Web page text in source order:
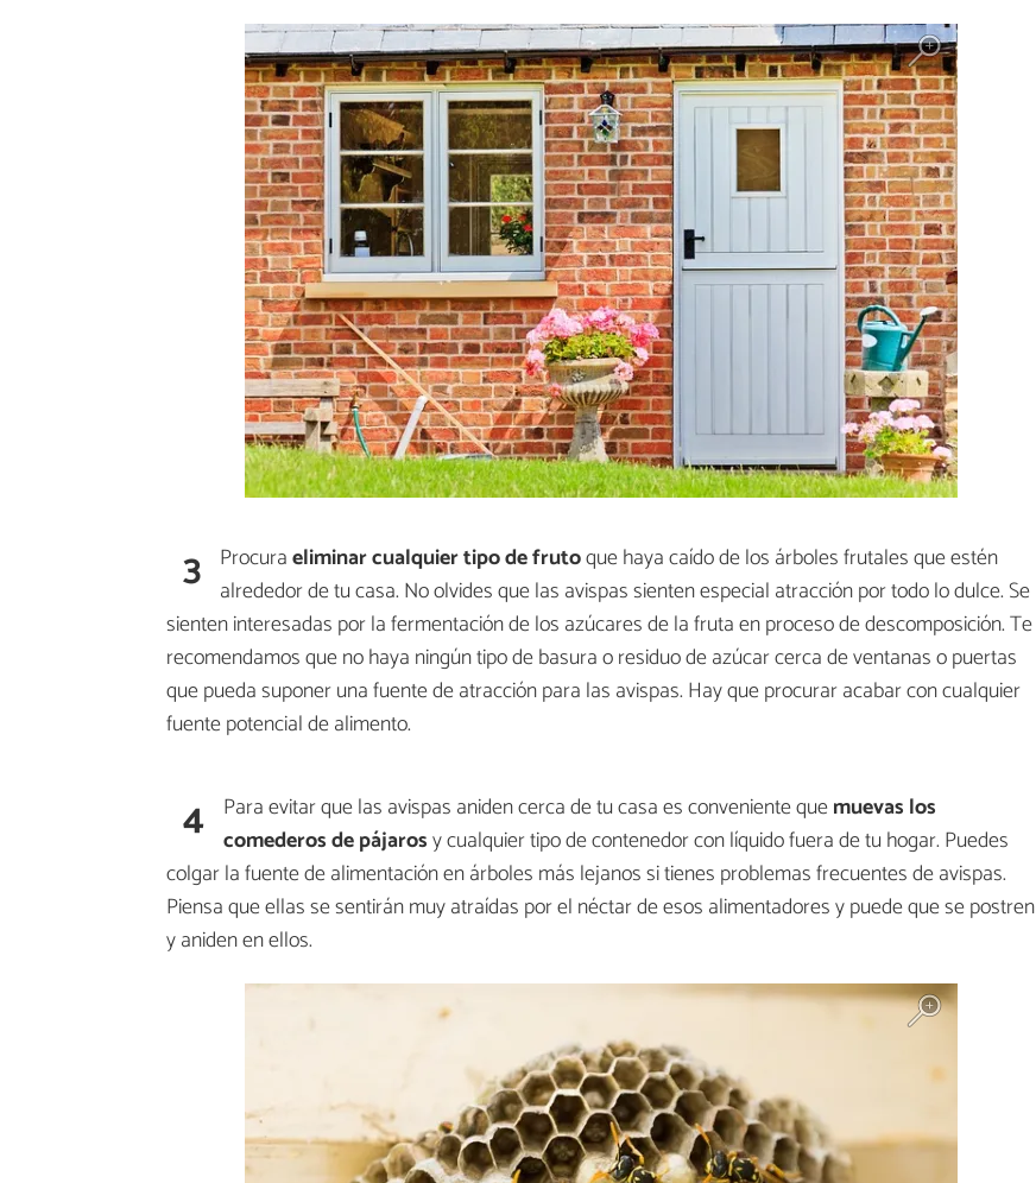
3 Procuraeliminar cualquier tipo de frutoque haya caído de los árboles frutales que estén
alrededor de tu casa. No olvides que las avispas sienten especial atracción por todo lo dulce. Se
sienten interesadas por la fermentación de los azúcares de la fruta en proceso de descomposición. Te
recomendamos que no haya ningún tipo de basura o residuo de azúcar cerca de ventanas o puertas
que pueda suponer una fuente de atracción para las avispas. Hay que procurar acabar con cualquier
fuente potencial de alimento.
4 Para evitar que las avispas aniden cerca de tu casa es conveniente quemuevas los
comederos de pájarosy cualquier tipo de contenedor con líquido fuera de tu hogar. Puedes
colgar la fuente de alimentación en árboles más lejanos si tienes problemas frecuentes de avispas.
Piensa que ellas se sentirán muy atraídas por el néctar de esos alimentadores y puede que se postren
y aniden en ellos.